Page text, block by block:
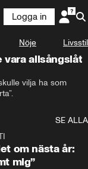
Logga in
Nöje Livsstil
vara allsångslåt
vilja ha som
SE ALLA
om nästa år:
mig”